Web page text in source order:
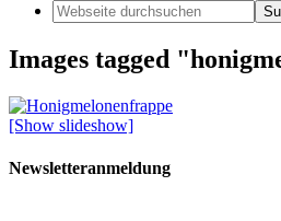
Images tagged
[Show slideshow]
Newsletteranmeldung